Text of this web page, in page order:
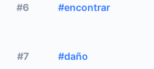
#6 #encontrar
#7 #daño